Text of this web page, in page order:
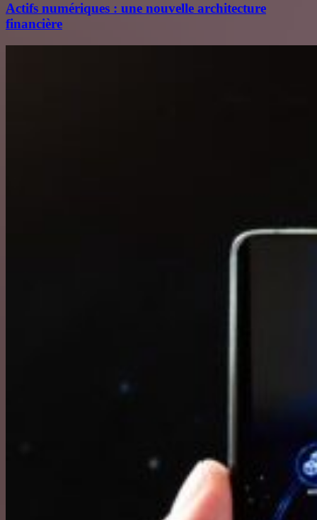
Actifs numériques : une nouvelle architecture
financière